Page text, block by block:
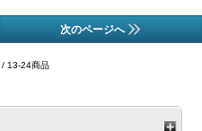
次のページへ
13-24商品